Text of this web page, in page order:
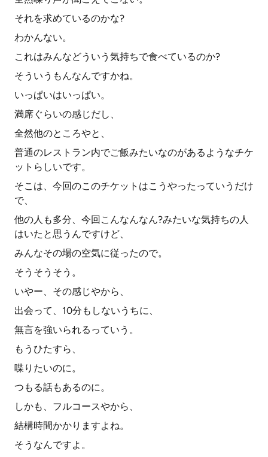
それを求めているのかな?
わかんない。
これはみんなどういう気持ちで食べているのか?
そういうもんなんですかね。
いっぱいはいっぱい。
満席ぐらいの感じだし、
全然他のところやと、
普通のレストラン内でご飯みたいなのがあるようなチケ
ットらしいです。
そこは、今回のこのチケットはこうやったっていうだけ
で、
他の人も多分、今回こんなんなん?みたいな気持ちの人
はいたと思うんですけど、
みんなその場の空気に従ったので。
そうそうそう。
いやー、その感じやから、
出会って、10分もしないうちに、
無言を強いられるっていう。
もうひたすら、
喋りたいのに。
つもる話もあるのに。
しかも、フルコースやから、
結構時間かかりますよね。
そうなんですよ。